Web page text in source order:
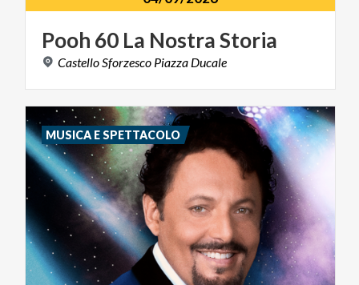
Pooh 60 La NostraStoria
CastelloSforzesco Piazza Ducale
MUSICA E SPETTACOLO